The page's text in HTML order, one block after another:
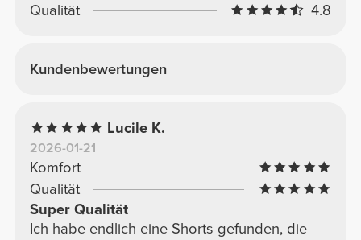
Qualität
4.8
Kundenbewertungen
Lucile K.
2026-01-21
Komfort
Qualität
Super Qualität
Ich habe endlich eine Shorts gefunden, die